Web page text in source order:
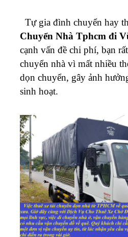
Tự gia đình chuyển hay
Chuyển Nhà Tphcm đi
cạnh vấn đề chi phí, bạn
chuyển nhà vì mất nhiều
dọn chuyển, gây ảnh
sinh hoạt.